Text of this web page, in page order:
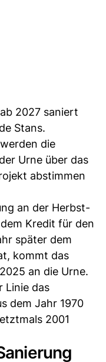
2027 saniert
Stans.
die
Urne über das
abstimmen
an der Herbst-
Kredit für den
später dem
kommt das
an die Urne.
Linie das
dem Jahr 1970
2001